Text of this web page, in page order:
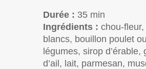
Durée : 35 min
Ingrédients : chou-
blancs, bouillon poulet ou
légumes, sirop d’érable,
d’ail, lait, parmesan,